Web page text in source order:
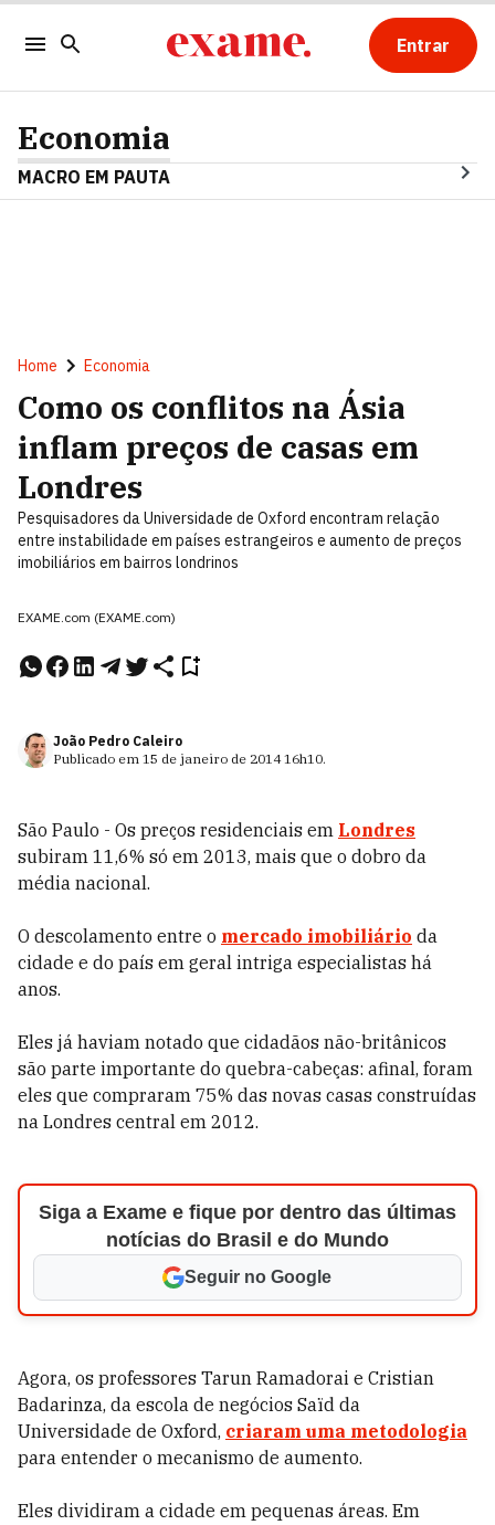
Entrar
Economia
MACRO EM PAUTA
Home Economia
Como os conflitos na Ásia
inflam preços de casas em
Londres
Pesquisadores da Universidade de Oxford encontram relação
entre instabilidade em países estrangeiros e aumento de preços
imobiliários em bairros londrinos
EXAME.com (EXAME.com)
João Pedro Caleiro
Publicado em 15 de janeiro de 2014 16h10.
São Paulo - Os preços residenciais em Londres
subiram 11,6% só em 2013, mais que o dobro da
média nacional.
O descolamento entre o mercado imobiliário da
cidade e do país em geral intriga especialistas há
anos.
Eles já haviam notado que cidadãos não-britânicos
são parte importante do quebra-cabeças: afinal, foram
eles que compraram 75% das novas casas construídas
na Londres central em 2012.
Siga a Exame e fique por dentro das últimas
notícias do Brasil e do Mundo
Seguir no Google
Agora, os professores Tarun Ramadorai e Cristian
Badarinza, da escola de negócios Saïd da
Universidade de Oxford, criaram uma metodologia
para entender o mecanismo de aumento.
Eles dividiram a cidade em pequenas áreas. Em